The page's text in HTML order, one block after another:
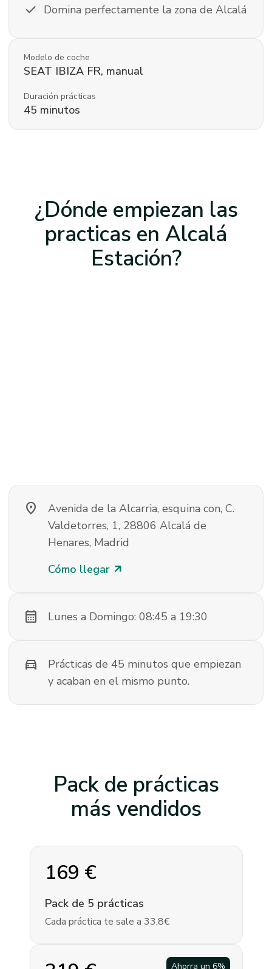
check Domina perfectamente la zona de Alcalá
Modelo de coche
SEAT IBIZA FR, manual
Duración prácticas
45 minutos
¿Dónde empiezan las
practicas en Alcalá
Estación?
location_on
Avenida de la Alcarria, esquina con, C.
Valdetorres, 1, 28806 Alcalá de
Henares, Madrid
Cómo llegar arrow_outward
calendar_month Lunes a Domingo: 08:45 a 19:30
directions_car
Prácticas de 45 minutos que empiezan
y acaban en el mismo punto.
Pack de prácticas
más vendidos
169 €
Pack de 5 prácticas
Cada práctica te sale a 33,8€
Ahorra un 6%